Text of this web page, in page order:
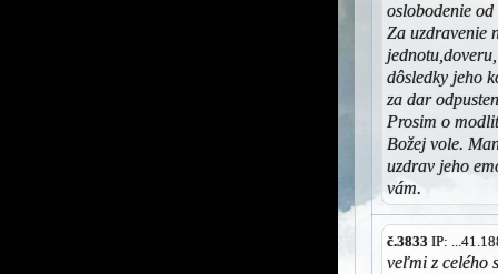
oslobodenie
Za uzdravenie
dôsledky jeho
za dar
Prosim o
Božej vole.
uzdrav jeho
vám.
č.3833 IP:
veľmi z celého